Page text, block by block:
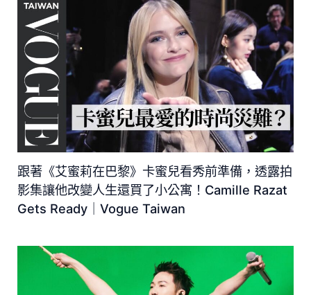
跟著《艾蜜莉在巴黎》卡蜜兒看秀前準備，透露拍
影集讓他改變人生還買了小公寓！Camille Razat
Gets Ready｜Vogue Taiwan